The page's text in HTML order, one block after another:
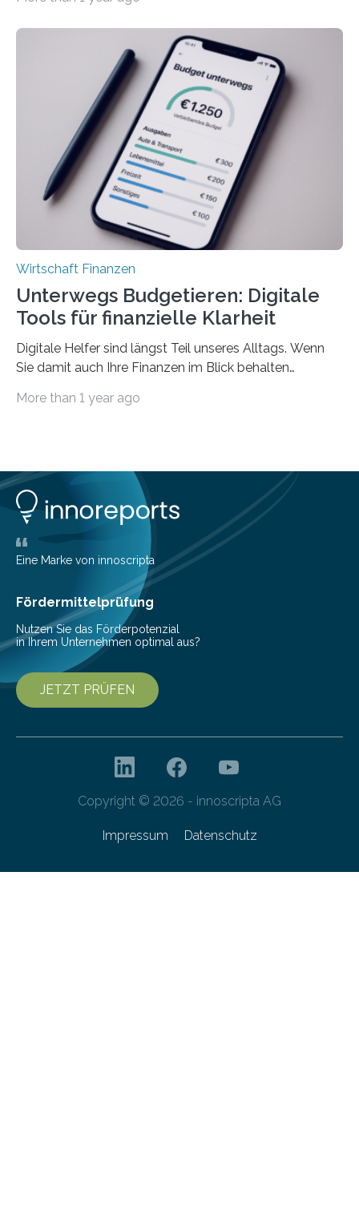
tarifgebundenen Betrieben ist der Anteil mit 72 Prozent
Unterkünfte fast überall deutlich teurer geworden. Für
viele Beschäftigte ist deshalb das zumeist im Juni oder
Juli ausgezahlte Urlaubsgeld ein wichtiger Faktor, um
sich den wohlverdienten Jahresurlaub leisten zu
können. Allerdings erhält mit 44 Prozent noch nicht
einmal die Hälfte aller Beschäftigten in der
Privatwirtschaft Urlaubsgeld. Zu diesem…
Wirtschaft Finanzen
Unterwegs Budgetieren: Digitale
Tools für finanzielle Klarheit
Digitale Helfer sind längst Teil unseres Alltags. Wenn
Sie damit auch Ihre Finanzen im Blick behalten
die genau das ermöglichen: Sie helfen Ihnen, Ausgaben
Lösungen interessieren. 1. Multibanking-Tools: Alle
Konten auf einen Blick Viele Banken bieten bereits in
ihrem Online-Banking eine Multibanking-Funktion an,
mit der sich Konten bei anderen Banken…
More than 1 year ago
Eine Marke von innoscripta
Fördermittelprüfung
Nutzen Sie das Förderpotenzial
in Ihrem Unternehmen optimal aus?
JETZT PRÜFEN
Copyright © 2026 - innoscripta AG
Impressum Datenschutz